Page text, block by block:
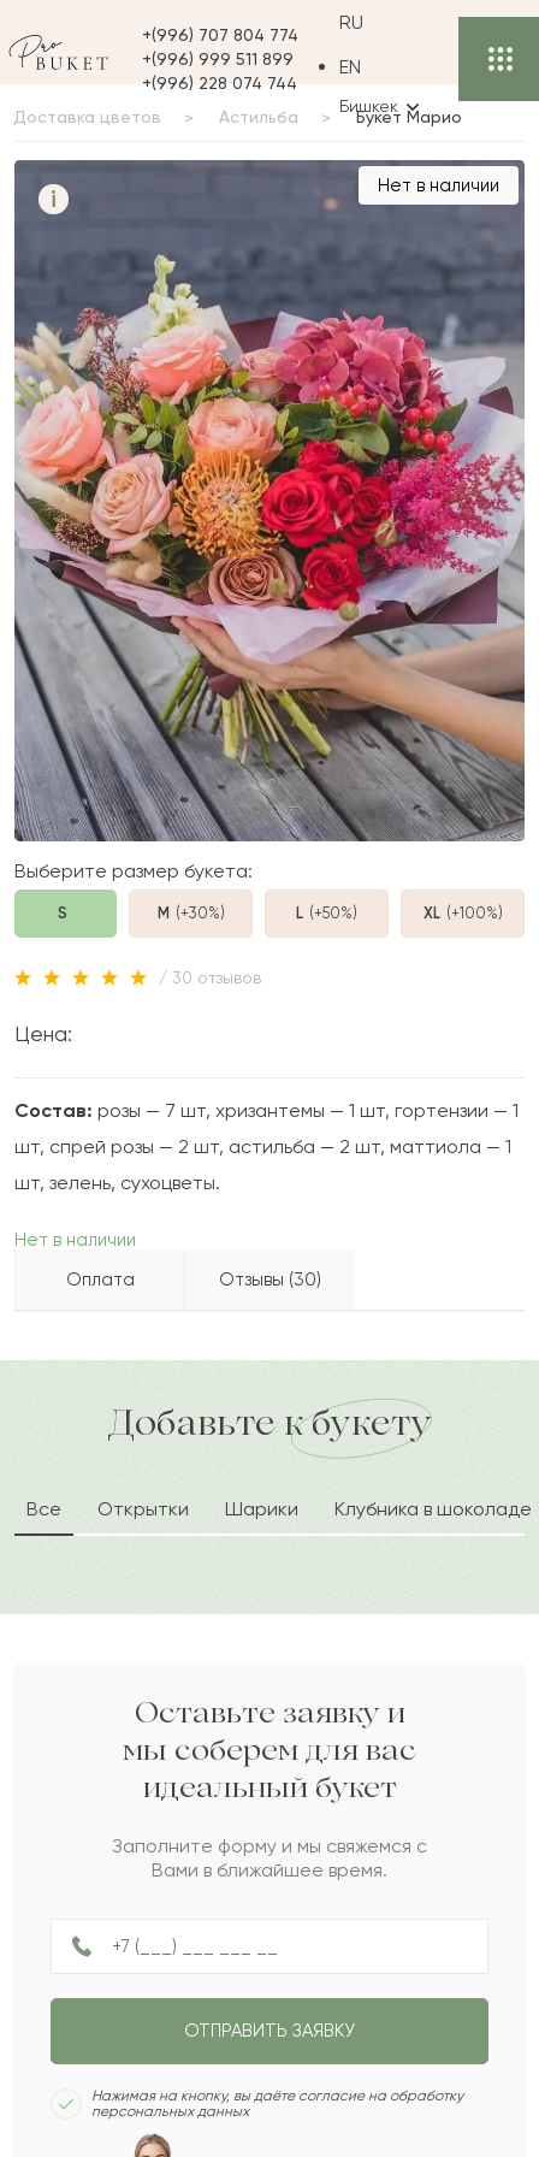
+(996) 707 804 774
+(996) 999 511 899
+(996) 228 074 744
RU
EN
Бишкек
Доставка цветов Астильба Букет Марио
i Нет в наличии
Выберите размер букета:
S M (+30%) L (+50%) XL (+100%)
/ 30 отзывов
Цена:
Состав: розы — 7 шт, хризантемы — 1 шт, гортензии — 1
шт, спрей розы — 2 шт, астильба — 2 шт, маттиола — 1
шт, зелень, сухоцветы.
Нет в наличии
Оплата
Отзывы (30)
доставка по городу в течение часа
О 2022-10-02
Оскар
2022-07-10
Г 2022-05-16
Гарифолла
А 2022-04-04
Августина
2022-02-17
Нина
Амре
Карима
Ш Шейла
Диша
Добавьте к букету
Все Открытки Шарики Клубника в шоколаде
Оставьте заявку и
мы соберем для вас
идеальный букет
Заполните форму и мы свяжемся с
Вами в ближайшее время.
ОТПРАВИТЬ ЗАЯВКУ
Нажимая на кнопку, вы даёте согласие на обработку
персональных данных